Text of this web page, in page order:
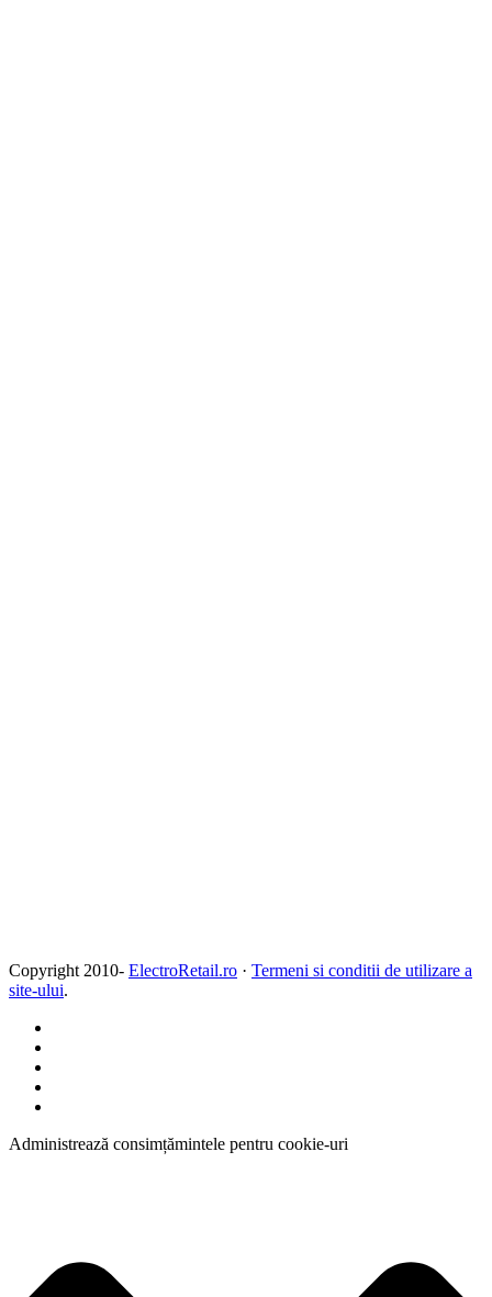
Copyright 2010- ElectroRetail.ro · Termeni si conditii de utilizare a
site-ului.
Administrează consimțămintele pentru cookie-uri